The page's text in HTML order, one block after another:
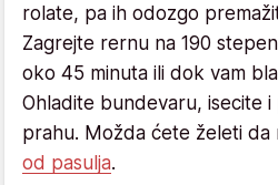
rolate, pa ih odozgo
Zagrejte rernu na 190
oko 45 minuta ili dok vam
Ohladite bundevaru, isecite
prahu. Možda ćete želeti da
od pasulja.